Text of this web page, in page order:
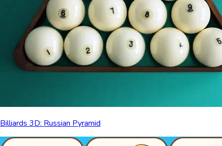
Billiards 3D: Russian Pyramid